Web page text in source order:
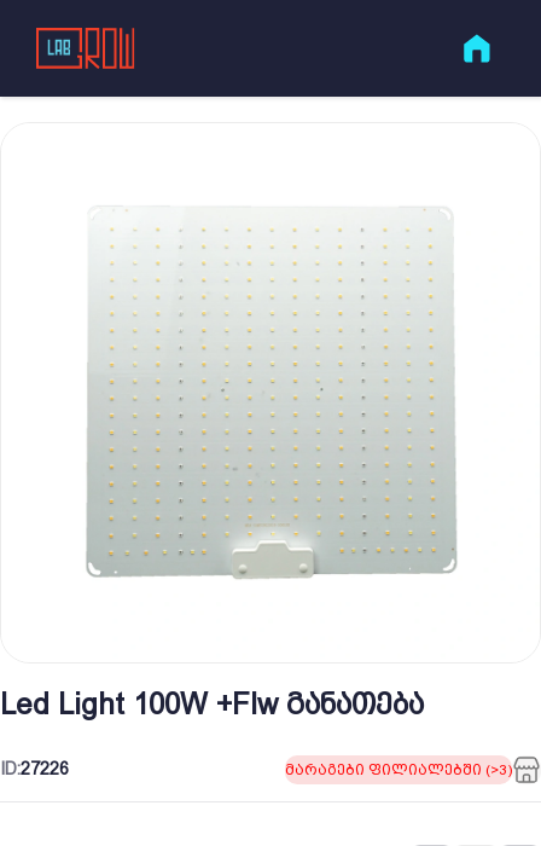
Led Light 100W +Flw განათება
ID:27226 მარაგები ფილიალებში (>3)